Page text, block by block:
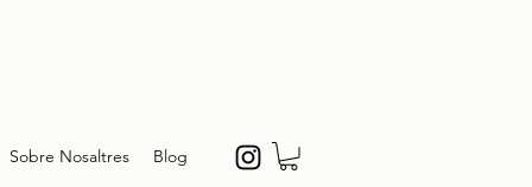
Sobre Nosaltres Blog